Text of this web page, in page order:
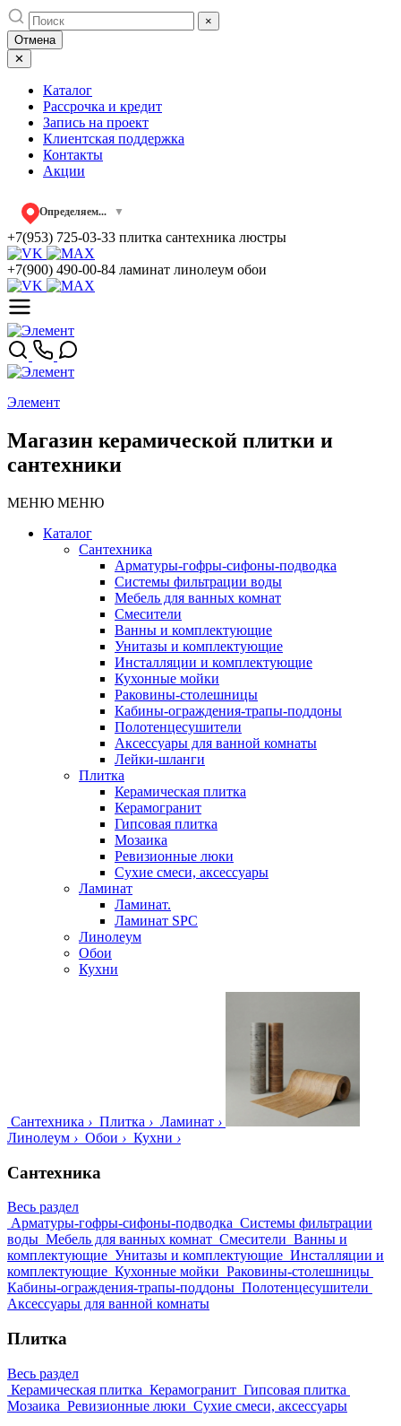
Skip
to
content
×
Отмена
✕
Каталог
Рассрочка и кредит
Запись на проект
Клиентская поддержка
Контакты
Акции
Определяем... ▼
+7(953) 725-03-33 плитка сантехника люстры
+7(900) 490-00-84 ламинат линолеум обои
Элемент
Магазин керамической плитки и
сантехники
МЕНЮ МЕНЮ
Каталог
Сантехника
Арматуры-гофры-сифоны-подводка
Системы фильтрации воды
Мебель для ванных комнат
Смесители
Ванны и комплектующие
Унитазы и комплектующие
Инсталляции и комплектующие
Кухонные мойки
Раковины-столешницы
Кабины-ограждения-трапы-поддоны
Полотенцесушители
Аксессуары для ванной комнаты
Лейки-шланги
Плитка
Керамическая плитка
Керамогранит
Гипсовая плитка
Мозаика
Ревизионные люки
Сухие смеси, аксессуары
Ламинат
Ламинат.
Ламинат SPC
Линолеум
Обои
Кухни
Сантехника › Плитка › Ламинат ›
Линолеум › Обои › Кухни ›
Сантехника
Весь раздел
Арматуры-гофры-сифоны-подводка Системы фильтрации
воды Мебель для ванных комнат Смесители Ванны и
комплектующие Унитазы и комплектующие Инсталляции и
комплектующие Кухонные мойки Раковины-столешницы
Кабины-ограждения-трапы-поддоны Полотенцесушители
Аксессуары для ванной комнаты
Плитка
Весь раздел
Керамическая плитка Керамогранит Гипсовая плитка
Мозаика Ревизионные люки Сухие смеси, аксессуары